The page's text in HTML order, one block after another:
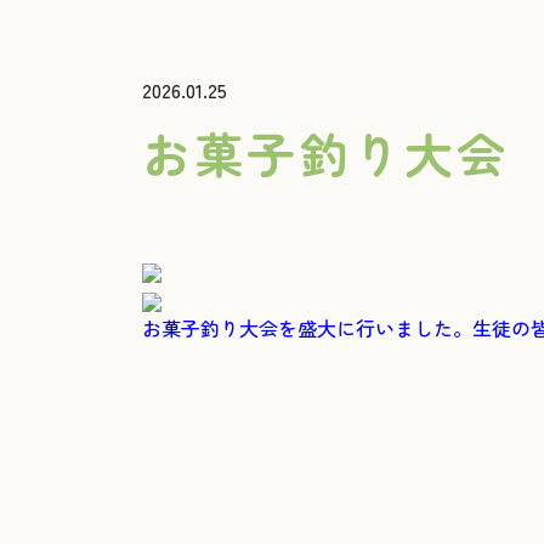
2026.01.25
お菓子釣り大会
お菓子釣り大会を盛大に行いました。生徒の